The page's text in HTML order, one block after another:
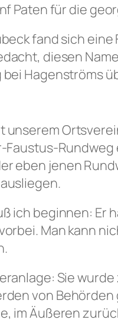
Paten für die
fand sich
diesen
bei Hagenströms
unserem
Faustus-
eben jenen
ich beginnen: Er
Man kann
Sie
von
im Äußeren